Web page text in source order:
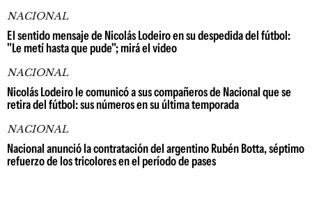
NACIONAL
El sentido mensaje de Nicolás Lodeiro en su despedida del fútbol:
"Le metí hasta que pude"; mirá el video
NACIONAL
Nicolás Lodeiro le comunicó a sus compañeros de Nacional que se
retira del fútbol: sus números en su última temporada
NACIONAL
Nacional anunció la contratación del argentino Rubén Botta, séptimo
refuerzo de los tricolores en el período de pases